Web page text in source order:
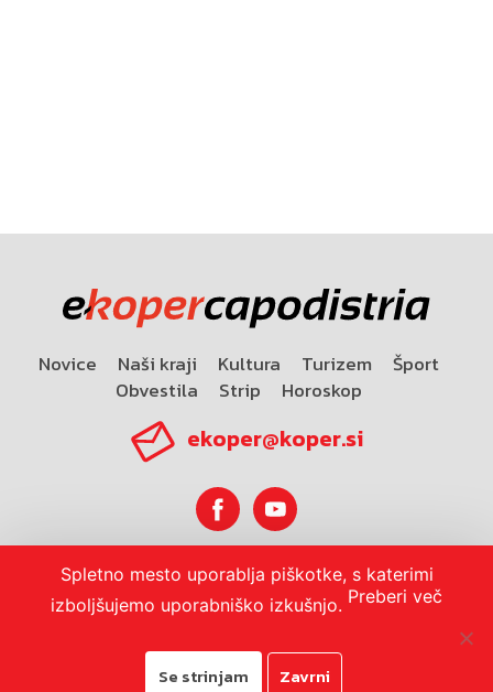
Novice Naši kraji Kultura Turizem
Šport
Obvestila
Strip Horoskop
ekoper@koper.si
Horoskop
Spletno mesto uporablja piškotke, s katerimi
izboljšujemo uporabniško izkušnjo. Preberi več
Se strinjam Zavrni